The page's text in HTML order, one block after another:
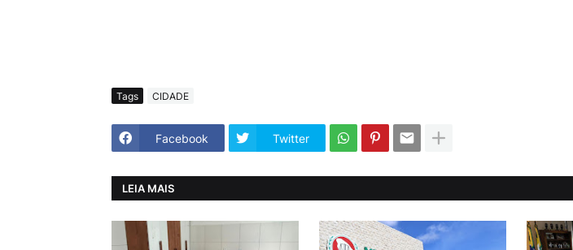
Tags CIDADE
Facebook Twitter
LEIA MAIS